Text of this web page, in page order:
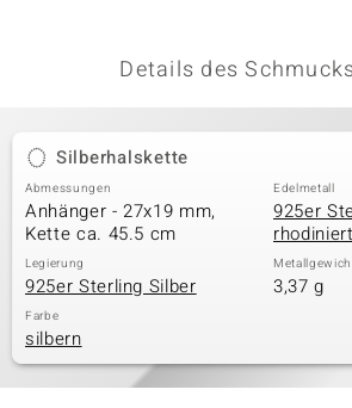
Details des
Silberhalskette
Abmessungen
Anhänger - 27x19 mm,
Kette ca. 45.5 cm
Edelmetall
925er
rhodiniert
Legierung
925er Sterling Silber 3,37 g
Farbe
silbern